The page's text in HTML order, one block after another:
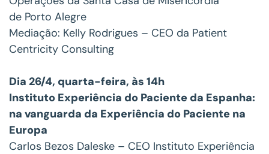
de Porto Alegre
Mediação: Kelly Rodrigues – CEO da Patient
Centricity Consulting
Dia 26/4, quarta-feira, às 14h
Instituto Experiência do Paciente da Espanha:
na vanguarda da Experiência do Paciente na
Europa
Carlos Bezos Daleske – CEO Instituto Experiência